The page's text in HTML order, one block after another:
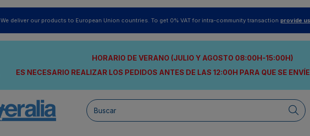
We deliver our products to European Union countries. To get 0% VAT for intra-community transaction provide
HORARIO DE VERANO (JULIO Y AGOSTO 08:00H-15:00H)
ES NECESARIO REALIZAR LOS PEDIDOS ANTES DE LAS 12:00H PARA QUE SE